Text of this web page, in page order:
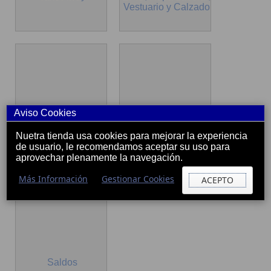
Vestuario y Calzado
Señalizacion
Limpieza, Higiene y
Celulosa Profesio
Saldos
Aviso Cookies
Nuetra tienda usa cookies para mejorar la experiencia
de usuario, le recomendamos aceptar su uso para
aprovechar plenamente la navegación.
Más Información Gestionar Cookies ACEPTO